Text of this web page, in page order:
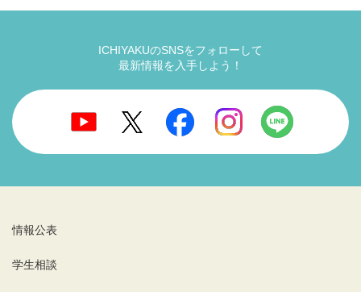
ICHIYAKUのSNSをフォローして
最新情報を入手しよう！
情報公表
学生相談